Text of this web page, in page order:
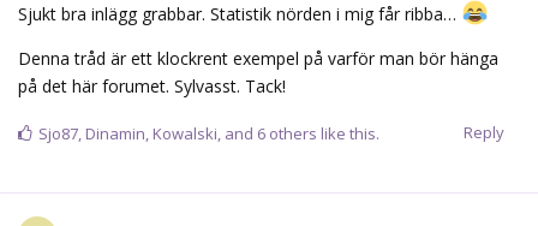
Sjukt bra inlägg grabbar. Statistik nörden i mig får ribba…
Denna tråd är ett klockrent exempel på varför man bör hänga
på det här forumet. Sylvasst. Tack!
Reply
Sjo87, Dinamin, Kowalski, and 6 others like this.